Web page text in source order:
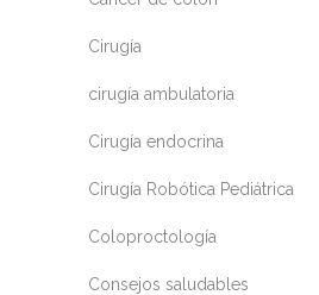
Cirugía
cirugía ambulatoria
Cirugía endocrina
Cirugía Robótica Pediátrica
Coloproctología
Consejos saludables